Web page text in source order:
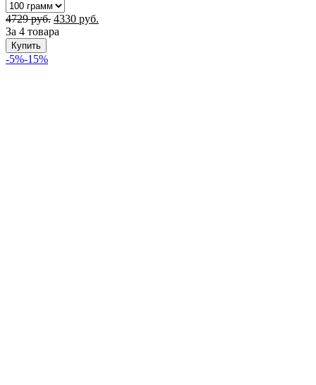
4729руб. 4330 руб.
За 4 товара
Купить
-5%-15%